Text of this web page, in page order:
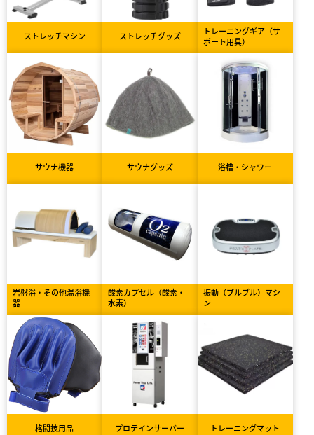
ストレッチマシン ストレッチグッズ
トレーニングギア（サ
ポート用具）
サウナ機器 サウナグッズ 浴槽・シャワー
岩盤浴・その他温浴機
器
酸素カプセル（酸素・
水素）
振動（ブルブル）マシ
ン
格闘技用品 プロテインサーバー トレーニングマット